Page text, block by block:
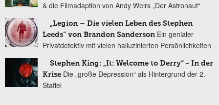
& die Filmadaption von Andy Weirs „Der Astronaut“
„Legion – Die vielen Leben des Stephen
Leeds“ von Brandon Sanderson Ein genialer
Privatdetektiv mit vielen halluzinierten Persönlichkeiten
Stephen King: „It: Welcome to Derry“ - In der
Krise Die „große Depression“ als Hintergrund der 2.
Staffel